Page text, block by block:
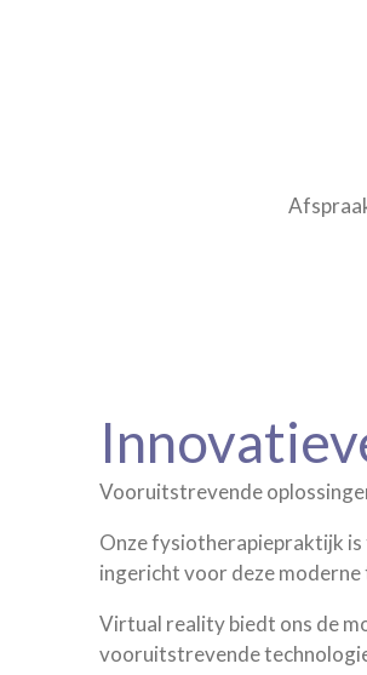
Vooruitstrevende
Onze fysiotherapiepraktijk is
ingericht voor deze moderne
Virtual reality biedt ons de
vooruitstrevende technologie